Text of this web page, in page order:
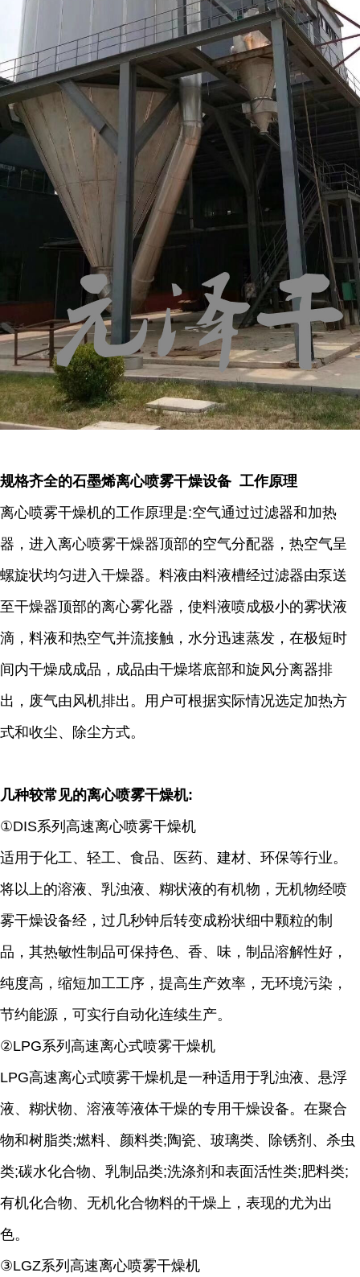
规格齐全的石墨烯离心喷雾干燥设备 工作原理
离心喷雾干燥机的工作原理是:空气通过过滤器和加热
器，进入离心喷雾干燥器顶部的空气分配器，热空气呈
螺旋状均匀进入干燥器。料液由料液槽经过滤器由泵送
至干燥器顶部的离心雾化器，使料液喷成极小的雾状液
滴，料液和热空气并流接触，水分迅速蒸发，在极短时
间内干燥成成品，成品由干燥塔底部和旋风分离器排
出，废气由风机排出。用户可根据实际情况选定加热方
式和收尘、除尘方式。
几种较常见的离心喷雾干燥机:
①DIS系列高速离心喷雾干燥机
适用于化工、轻工、食品、医药、建材、环保等行业。
将以上的溶液、乳浊液、糊状液的有机物，无机物经喷
雾干燥设备经，过几秒钟后转变成粉状细中颗粒的制
品，其热敏性制品可保持色、香、味，制品溶解性好，
纯度高，缩短加工工序，提高生产效率，无环境污染，
节约能源，可实行自动化连续生产。
②LPG系列高速离心式喷雾干燥机
LPG高速离心式喷雾干燥机是一种适用于乳浊液、悬浮
液、糊状物、溶液等液体干燥的专用干燥设备。在聚合
物和树脂类;燃料、颜料类;陶瓷、玻璃类、除锈剂、杀虫
类;碳水化合物、乳制品类;洗涤剂和表面活性类;肥料类;
有机化合物、无机化合物料的干燥上，表现的尤为出
色。
③LGZ系列高速离心喷雾干燥机